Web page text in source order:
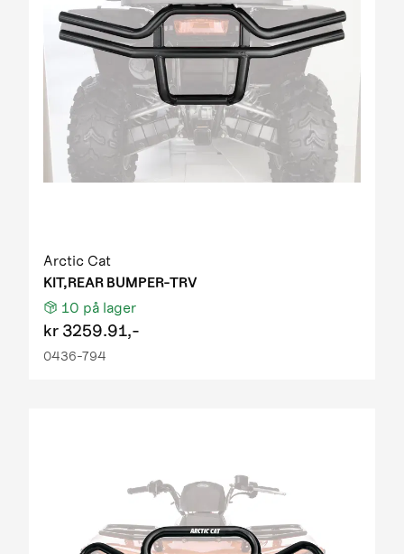
Arctic Cat
KIT,REAR BUMPER-TRV
10 på lager
kr 3259.91,-
0436-794